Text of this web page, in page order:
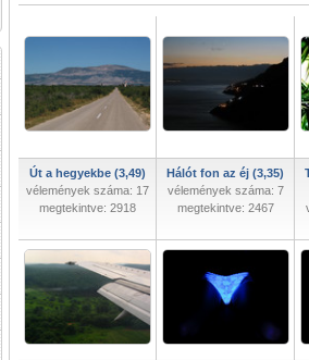
Út a hegyekbe (3,49)
vélemények száma: 17
megtekintve: 2918
Hálót fon az éj (3,35)
vélemények száma: 7
megtekintve: 2467